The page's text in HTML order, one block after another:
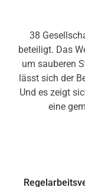
38
beteiligt. Das
um sauberen
lässt sich der
Und es zeigt
eine